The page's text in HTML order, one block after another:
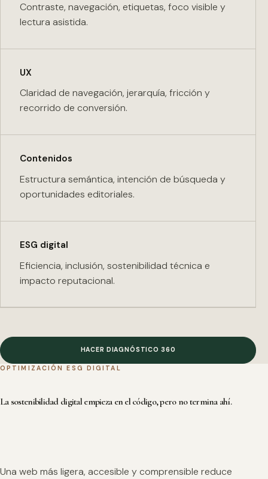
Contraste, navegación, etiquetas, foco visible y
lectura asistida.
UX
Claridad de navegación, jerarquía, fricción y
recorrido de conversión.
Contenidos
Estructura semántica, intención de búsqueda y
oportunidades editoriales.
ESG digital
Eficiencia, inclusión, sostenibilidad técnica e
impacto reputacional.
HACER DIAGNÓSTICO 360
OPTIMIZACIÓN ESG DIGITAL
La sostenibilidad digital empieza en el código, pero no termina ahí.
Una web más ligera, accesible y comprensible reduce